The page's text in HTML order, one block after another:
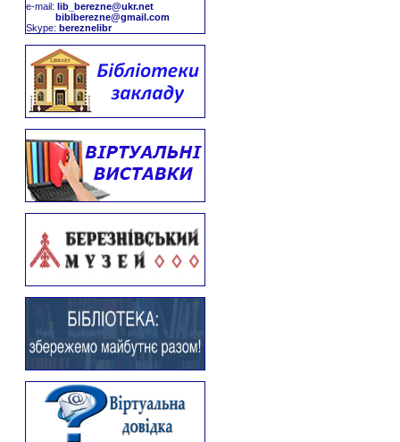
е-mail: lib_berezne@ukr.net
biblberezne@gmail.com
Skype: bereznelibr